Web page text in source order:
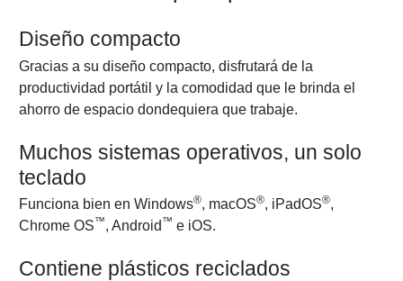
Diseño compacto
Gracias a su diseño compacto, disfrutará de la
productividad portátil y la comodidad que le brinda el
ahorro de espacio dondequiera que trabaje.
Muchos sistemas operativos, un solo
teclado
Funciona bien en Windows®, macOS®, iPadOS®,
Chrome OS™, Android ™ e iOS.
Contiene plásticos reciclados